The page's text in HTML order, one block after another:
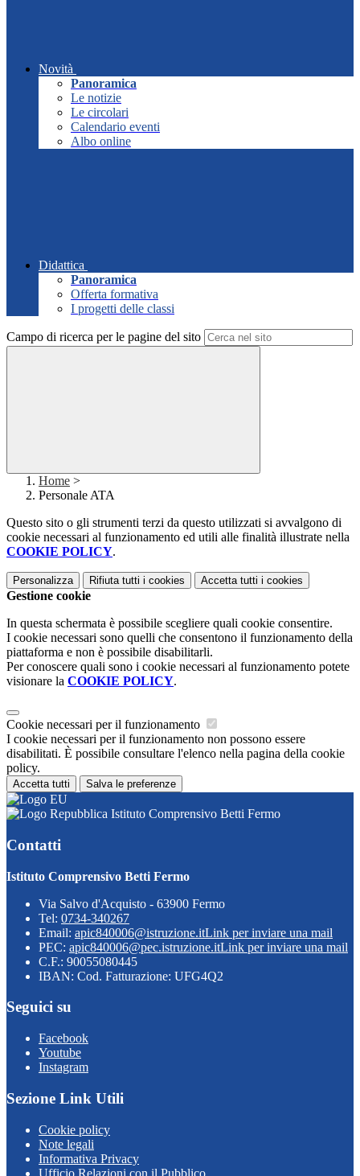
Novità
Panoramica
Le notizie
Le circolari
Calendario eventi
Albo online
Didattica
Panoramica
Offerta formativa
I progetti delle classi
Campo di ricerca per le pagine del sito
Home >
Personale ATA
Questo sito o gli strumenti terzi da questo utilizzati si avvalgono di
cookie necessari al funzionamento ed utili alle finalità illustrate nella
COOKIE POLICY.
Personalizza Rifiuta tutti i cookies Accetta tutti i cookies
Gestione cookie
In questa schermata è possibile scegliere quali cookie consentire.
I cookie necessari sono quelli che consentono il funzionamento della
piattaforma e non è possibile disabilitarli.
Per conoscere quali sono i cookie necessari al funzionamento potete
visionare la COOKIE POLICY.
Cookie necessari per il funzionamento
I cookie necessari per il funzionamento non possono essere
disabilitati. È possibile consultare l'elenco nella pagina della cookie
policy.
Accetta tutti Salva le preferenze
Istituto Comprensivo Betti Fermo
Contatti
Istituto Comprensivo Betti Fermo
Via Salvo d'Acquisto - 63900 Fermo
Tel: 0734-340267
Email: apic840006@istruzione.itLink per inviare una mail
PEC: apic840006@pec.istruzione.itLink per inviare una mail
C.F.: 90055080445
IBAN: Cod. Fatturazione: UFG4Q2
Seguici su
Facebook
Youtube
Instagram
Sezione Link Utili
Cookie policy
Note legali
Informativa Privacy
Ufficio Relazioni con il Pubblico